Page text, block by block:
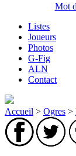
Mot
Listes
Joueurs
Photos
G-Fig
ALN
Contact
Accueil > Ogres >